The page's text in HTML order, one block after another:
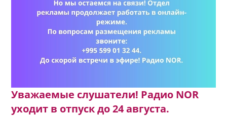
Уважаемые слушатели! Радио NOR
уходит в отпуск до 24 августа.